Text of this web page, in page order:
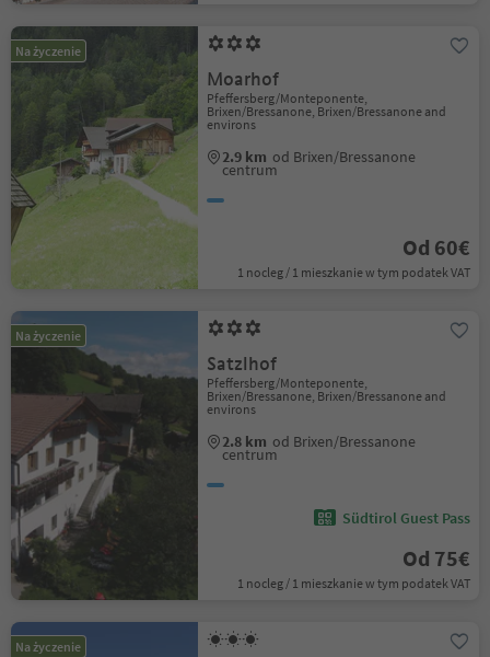
Na życzenie
Moarhof
Pfeffersberg/Monteponente,
Brixen/Bressanone, Brixen/Bressanone and
environs
2.9 km od Brixen/Bressanone
centrum
Od 60€
1 nocleg / 1 mieszkanie w tym podatek VAT
Na życzenie
Satzlhof
Pfeffersberg/Monteponente,
Brixen/Bressanone, Brixen/Bressanone and
environs
2.8 km od Brixen/Bressanone
centrum
Südtirol Guest Pass
Od 75€
1 nocleg / 1 mieszkanie w tym podatek VAT
Na życzenie